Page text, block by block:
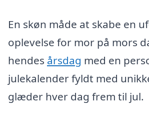
En skøn måde at skabe en
oplevelse for mor på mors
hendes årsdag med en
julekalender fyldt med
glæder hver dag frem til jul.